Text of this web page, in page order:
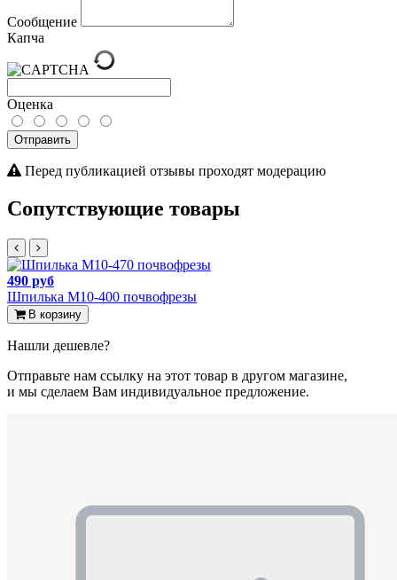
Сообщение
Капча
Оценка
Отправить
Перед публикацией отзывы проходят модерацию
Сопутствующие товары
490 руб
Шпилька М10-400 почвофрезы
В корзину
Нашли дешевле?
Отправьте нам ссылку на этот товар в другом магазине,
и мы сделаем Вам индивидуальное предложение.